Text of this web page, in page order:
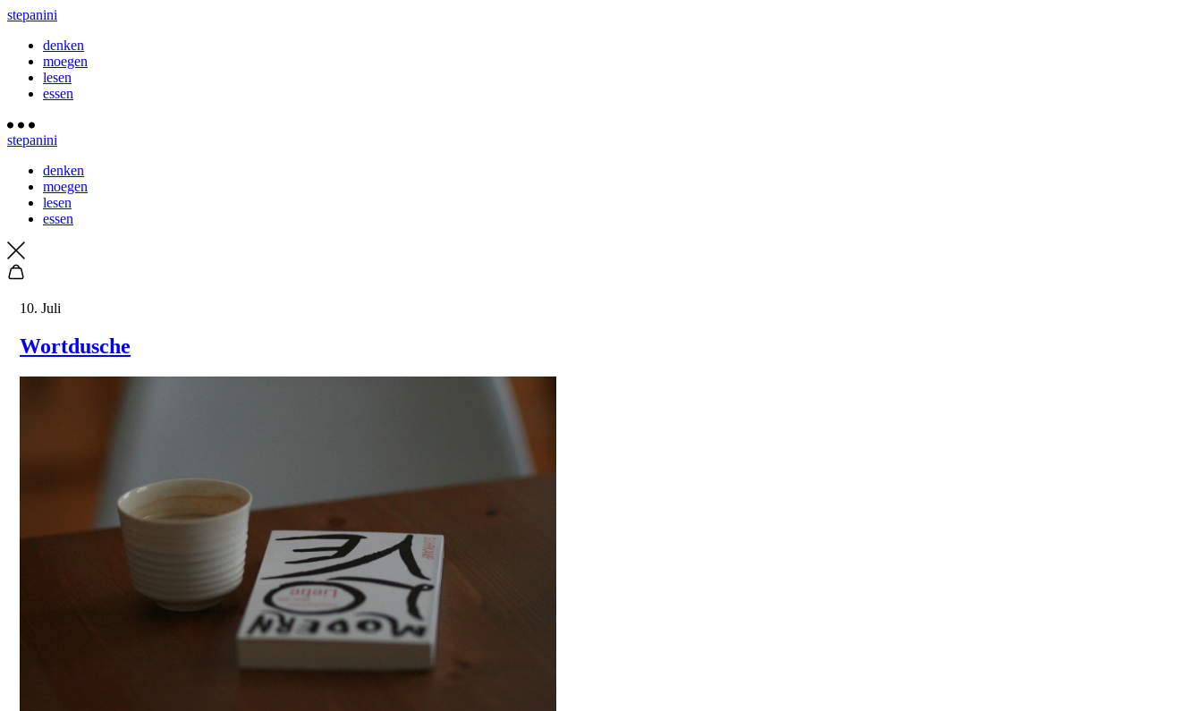
stepanini
denken
moegen
lesen
essen
stepanini
denken
moegen
lesen
essen
10. Juli
Wortdusche